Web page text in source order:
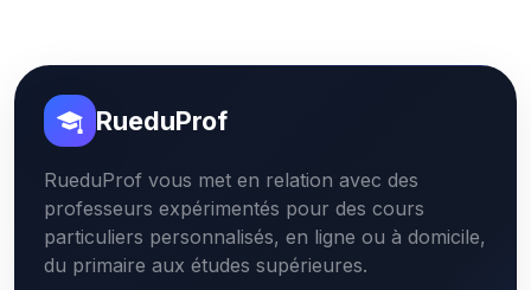
RueduProf
RueduProf vous met en relation avec des
professeurs expérimentés pour des cours
particuliers personnalisés, en ligne ou à domicile,
du primaire aux études supérieures.